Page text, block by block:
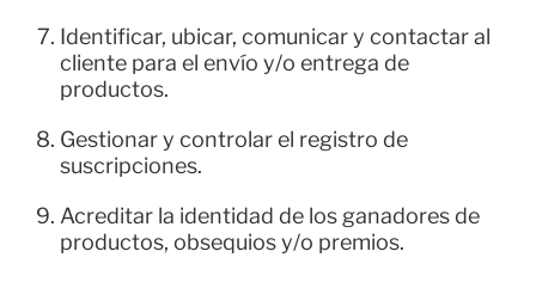
Identificar, ubicar, comunicar y contactar al
cliente para el envío y/o entrega de
productos.
Gestionar y controlar el registro de
suscripciones.
Acreditar la identidad de los ganadores de
productos, obsequios y/o premios.